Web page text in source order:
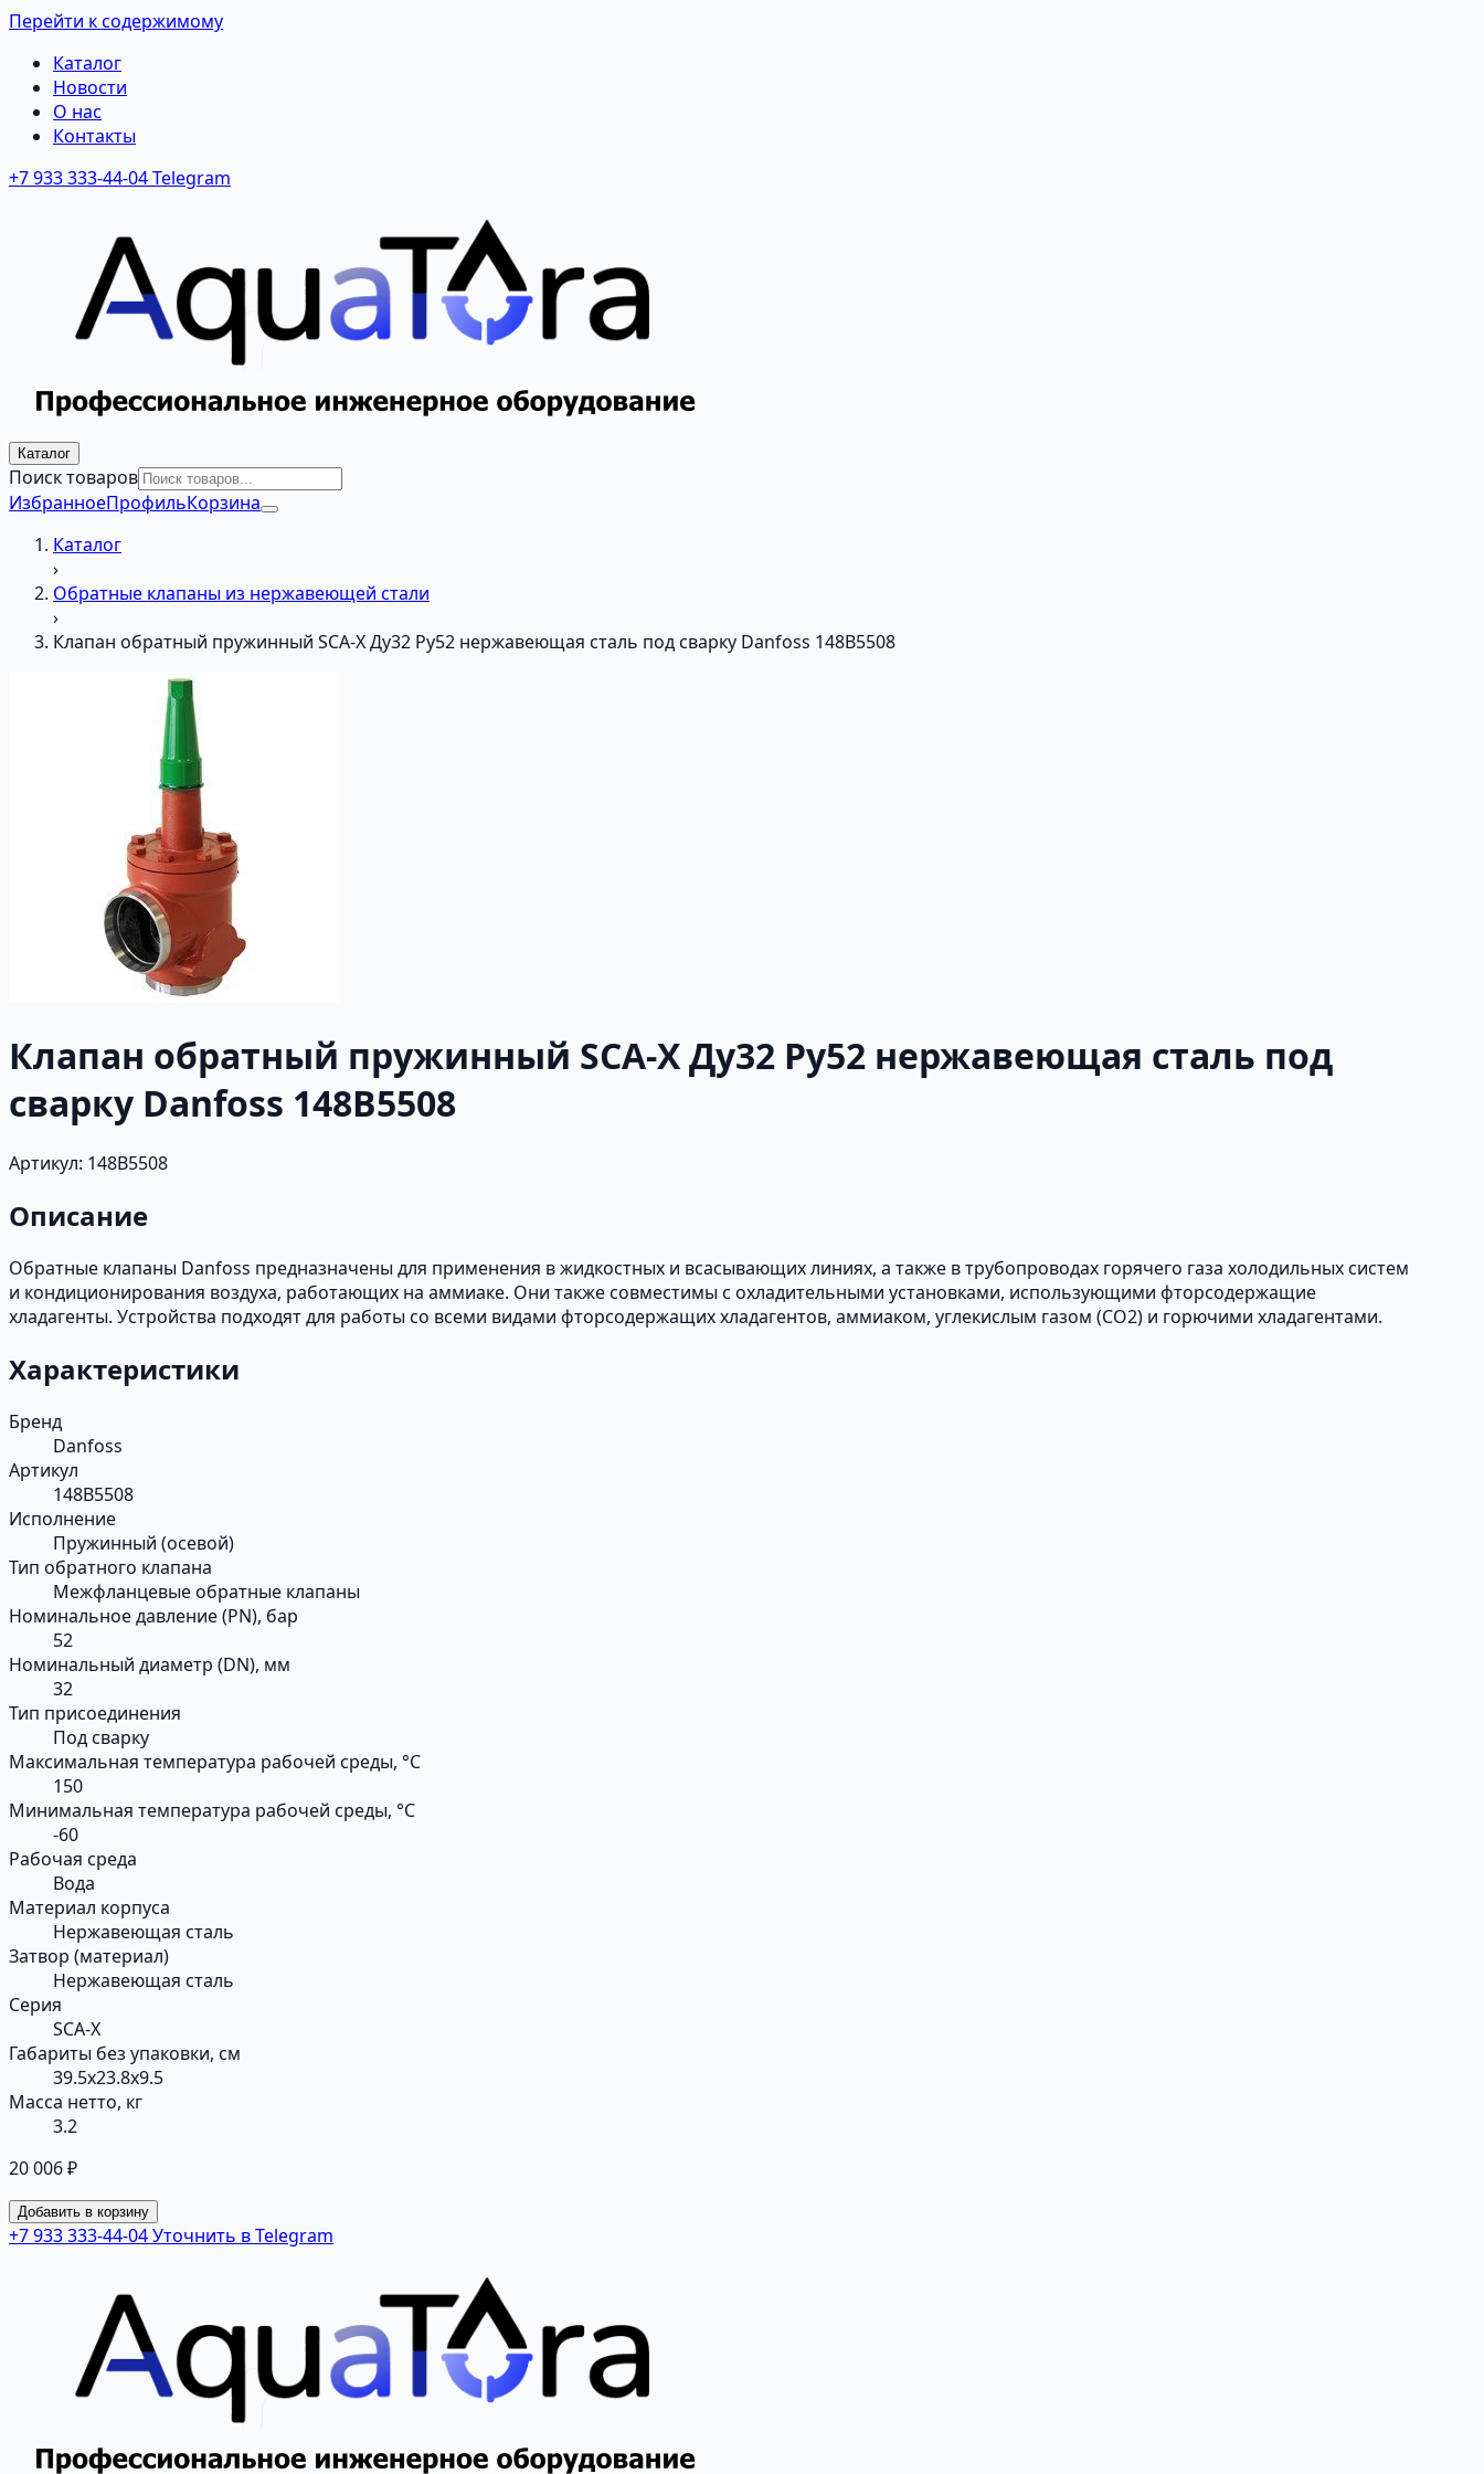
Перейти к содержимому
Каталог
Новости
О нас
Контакты
+7 933 333-44-04Telegram
Каталог
Поиск товаров
ИзбранноеПрофильКорзина
Каталог
›
Обратные клапаны из нержавеющей стали
›
Клапан обратный пружинный SCA-X Ду32 Ру52 нержавеющая сталь под сварку Danfoss 148B5508
Клапан обратный пружинный SCA-X Ду32 Ру52 нержавеющая сталь под
сварку Danfoss 148B5508
Артикул: 148B5508
Описание
Обратные клапаны Danfoss предназначены для применения в жидкостных и всасывающих линиях, а также в трубопроводах горячего газа холодильных систем
и кондиционирования воздуха, работающих на аммиаке. Они также совместимы с охладительными установками, использующими фторсодержащие
хладагенты. Устройства подходят для работы со всеми видами фторсодержащих хладагентов, аммиаком, углекислым газом (CO2) и горючими хладагентами.
Характеристики
Бренд
Danfoss
Артикул
148B5508
Исполнение
Пружинный (осевой)
Тип обратного клапана
Межфланцевые обратные клапаны
Номинальное давление (PN), бар
52
Номинальный диаметр (DN), мм
32
Тип присоединения
Под сварку
Максимальная температура рабочей среды, °С
150
Минимальная температура рабочей среды, °С
-60
Рабочая среда
Вода
Материал корпуса
Нержавеющая сталь
Затвор (материал)
Нержавеющая сталь
Серия
SCA-X
Габариты без упаковки, см
39.5x23.8x9.5
Масса нетто, кг
3.2
20 006 ₽
Добавить в корзину
+7 933 333-44-04Уточнить в Telegram